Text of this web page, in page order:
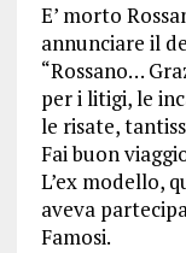
E’ morto
annunciare il
“Rossano…
per i litigi, le
le risate,
Fai buon
L’ex modello,
aveva
Famosi.